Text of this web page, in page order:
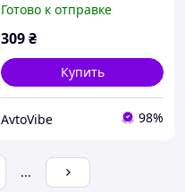
ExactFit щетка
стеклоочистителя 300 мм
Готово к отправке
309₴
Купить
AvtoVibe 98%
...